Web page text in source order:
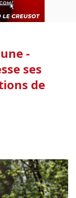
-
ses
de